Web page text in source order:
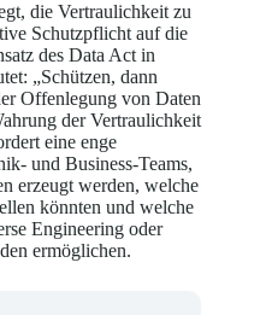
die Vertraulichkeit zu
Schutzpflicht auf die
des Data Act in
„Schützen, dann
Offenlegung von Daten
der Vertraulichkeit
eine enge
und Business-Teams,
erzeugt werden, welche
könnten und welche
Engineering oder
ermöglichen.